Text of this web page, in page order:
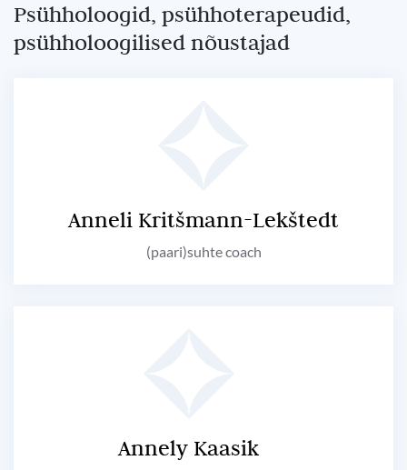
Psühholoogid, psühhoterapeudid,
psühholoogilised nõustajad
Anneli Kritšmann-Lekštedt
(paari)suhte coach
Annely Kaasik